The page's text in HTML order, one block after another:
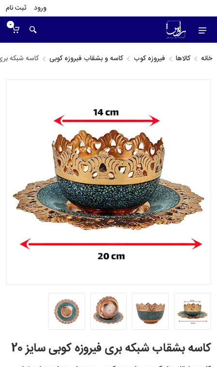
ورود ثبت نام
0
خانه کالاها فیروزه کوب کاسه و بشقاب فیروزه کوبی کاسه شبکه
کاسه بشقاب شبکه بری فیروزه کوبی سایز 20